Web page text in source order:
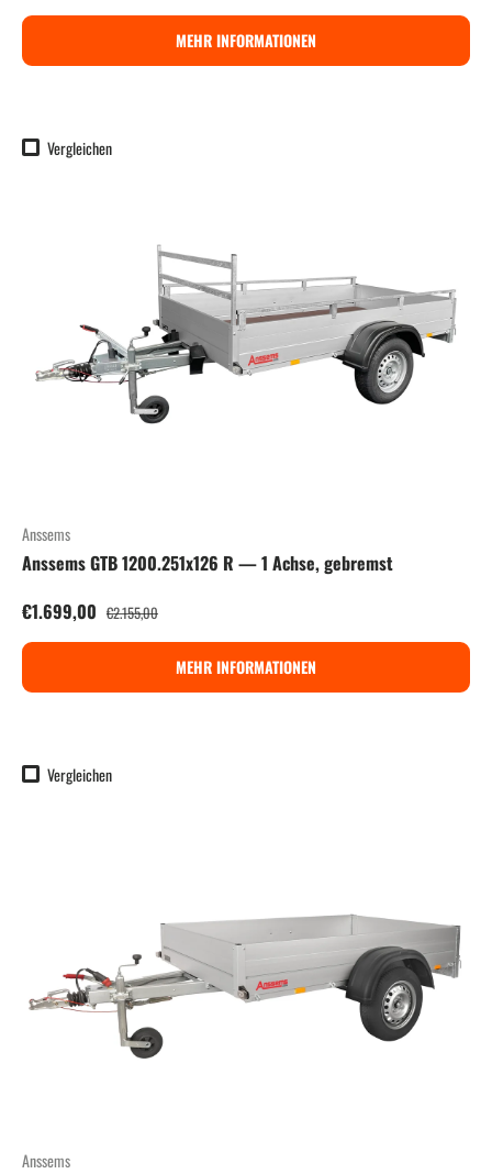
MEHR INFORMATIONEN
Vergleichen
Anssems
Anssems GTB 1200.251x126 R — 1 Achse, gebremst
Verkaufspreis
€1.699,00 Normaler Preis
€2.155,00
MEHR INFORMATIONEN
Vergleichen
Anssems